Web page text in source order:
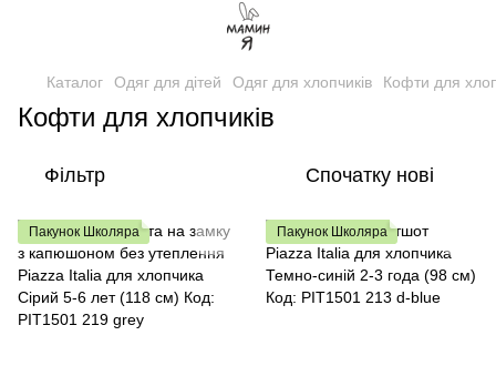
Каталог Одяг для дітей Одяг для хлопчиків Кофти для
Кофти для хлопчиків
Фільтр Спочатку нові
Пакунок Школяра Пакунок Школяра